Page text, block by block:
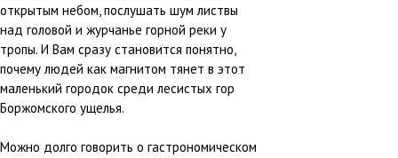
открытым небом, послушать шум листвы
над головой и журчанье горной реки у
тропы. И Вам сразу становится понятно,
почему людей как магнитом тянет в этот
маленький городок среди лесистых гор
Боржомского ущелья.
Можно долго говорить о гастрономическом